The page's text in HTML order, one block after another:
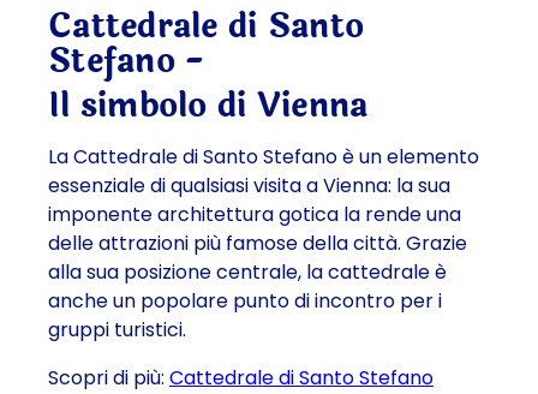
Cattedrale di Santo
Stefano -
Il simbolo di Vienna
La Cattedrale di Santo Stefano è un elemento
essenziale di qualsiasi visita a Vienna: la sua
imponente architettura gotica la rende una
delle attrazioni più famose della città. Grazie
alla sua posizione centrale, la cattedrale è
anche un popolare punto di incontro per i
gruppi turistici.
Scopri di più: Cattedrale di Santo Stefano